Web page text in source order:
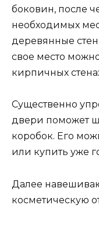
боковин, после
необходимых
деревянные
свое место
кирпичных
Существенно
двери поможет
коробок. Его
или купить уже
Далее
косметическую